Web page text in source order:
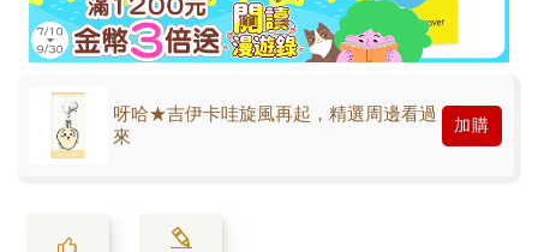
呀哈★吉伊卡哇旋風再起，精選周邊看過
來
加購